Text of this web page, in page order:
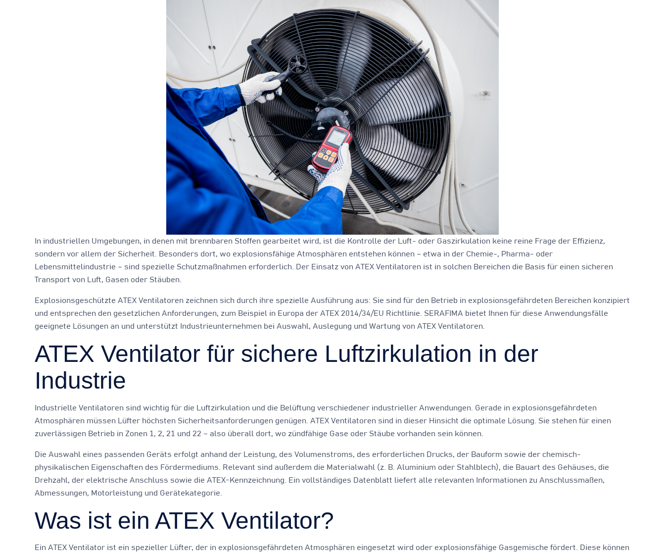
In industriellen Umgebungen, in denen mit brennbaren Stoffen gearbeitet wird, ist die Kontrolle der Luft- oder Gaszirkulation keine reine Frage der Effizienz,
sondern vor allem der Sicherheit. Besonders dort, wo explosionsfähige Atmosphären entstehen können – etwa in der Chemie-, Pharma- oder
Lebensmittelindustrie – sind spezielle Schutzmaßnahmen erforderlich. Der Einsatz von ATEX Ventilatoren ist in solchen Bereichen die Basis für einen sicheren
Transport von Luft, Gasen oder Stäuben.
Explosionsgeschützte ATEX Ventilatoren zeichnen sich durch ihre spezielle Ausführung aus: Sie sind für den Betrieb in explosionsgefährdeten Bereichen konzipiert
und entsprechen den gesetzlichen Anforderungen, zum Beispiel in Europa der ATEX 2014/34/EU Richtlinie. SERAFIMA bietet Ihnen für diese Anwendungsfälle
geeignete Lösungen an und unterstützt Industrieunternehmen bei Auswahl, Auslegung und Wartung von ATEX Ventilatoren.
ATEX Ventilator für sichere Luftzirkulation in der
Industrie
Industrielle Ventilatoren sind wichtig für die Luftzirkulation und die Belüftung verschiedener industrieller Anwendungen. Gerade in explosionsgefährdeten
Atmosphären müssen Lüfter höchsten Sicherheitsanforderungen genügen. ATEX Ventilatoren sind in dieser Hinsicht die optimale Lösung. Sie stehen für einen
zuverlässigen Betrieb in Zonen 1, 2, 21 und 22 – also überall dort, wo zündfähige Gase oder Stäube vorhanden sein können.
Die Auswahl eines passenden Geräts erfolgt anhand der Leistung, des Volumenstroms, des erforderlichen Drucks, der Bauform sowie der chemisch-
physikalischen Eigenschaften des Fördermediums. Relevant sind außerdem die Materialwahl (z. B. Aluminium oder Stahlblech), die Bauart des Gehäuses, die
Drehzahl, der elektrische Anschluss sowie die ATEX-Kennzeichnung. Ein vollständiges Datenblatt liefert alle relevanten Informationen zu Anschlussmaßen,
Abmessungen, Motorleistung und Gerätekategorie.
Was ist ein ATEX Ventilator?
Ein ATEX Ventilator ist ein spezieller Lüfter, der in explosionsgefährdeten Atmosphären eingesetzt wird oder explosionsfähige Gasgemische fördert. Diese können